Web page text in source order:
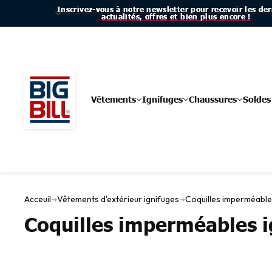
Inscrivez-vous à notre newsletter pour recevoir les
actualités, offres et bien plus encore !
Inscrivez-vous à notre newsletter pour recevoir les
actualités, offres et bien plus encore !
Vêtements Ignifuges Chaussures Soldes
Acceuil Vêtements d'extérieur ignifuges Coquilles
Coquilles imperméables